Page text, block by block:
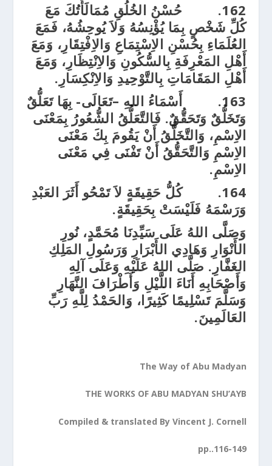
162.
حُسْنُ الخُلُقِ مُمَالَأَتُكَ مَعَ
كُلِّ شَخْصٍ بِمَا يُؤْنِسُهُ وَلاَ يُوحِشُهُ، فَمَعَ
العُلَمَاءِ بِحُسْنِ الاِسْتِمَاعِ وَالاِفْتِقَارِ، وَمَعَ
أَهْلِ المَعْرِفَةِ بِالسُّكُونِ وَالاِنْتِظَارِ، وَمَعَ
أَهْلِ المَقَامَاتِ بِالتَّوْحِيدِ وَالاِنْكِسَارِ.
163.
أَسْمَاءُ اللهِ –تَعَالَى- بِهَا تَعَلُّقٌ
وَتَخَلُّقٌ وَتَحَقُّقٌ. فَالتَّعَلُّقُ الشُّعُورُ بِمَعْنَى
الاِسْمِ، وَالتَّخَلُّقُ أَنْ يَقُومَ بِكَ مَعْنَى
الاِسْمِ وَالتَّحَقُّقُ أَنْ تَفْنَى فِي مَعْنَى
الاِسْمِ.
164.
كُلُّ حَقِيقَةٍ لاَ تَمْحُو أَثَرَ العَبْدِ
وَرَسْمَهُ فَلَيْسَتْ بِحَقِيقَةٍ.
وَصَلَّى اللهُ عَلَى سَيِّدِنَا مُحَمَّدٍ، نُورِ
الأَنْوَارِ وَهَادِي الأَبْرَارِ وَرَسُولِ المَلِكِ
الغَفَّارِ. صَلَّى اللهُ عَلَيْهِ وَعَلَى آلِهِ
وَأَصْحَابِهِ أَنَاءَ اللَّيْلِ وَأَطْرَافَ النَّهَارِ
وَسَلَّمَ تَسْلِيمًا كَثِيرًا، وَالحَمْدُ لِلَّهِ رَبِّ
العَالَمِينَ.
The Way of Abu Madyan
THE WORKS OF ABU MADYAN SHU’AYB
Compiled & translated By Vincent J. Cornell
pp..116-149